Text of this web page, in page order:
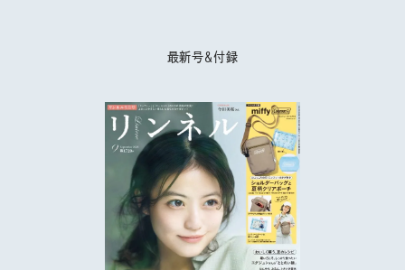
最新号＆付録